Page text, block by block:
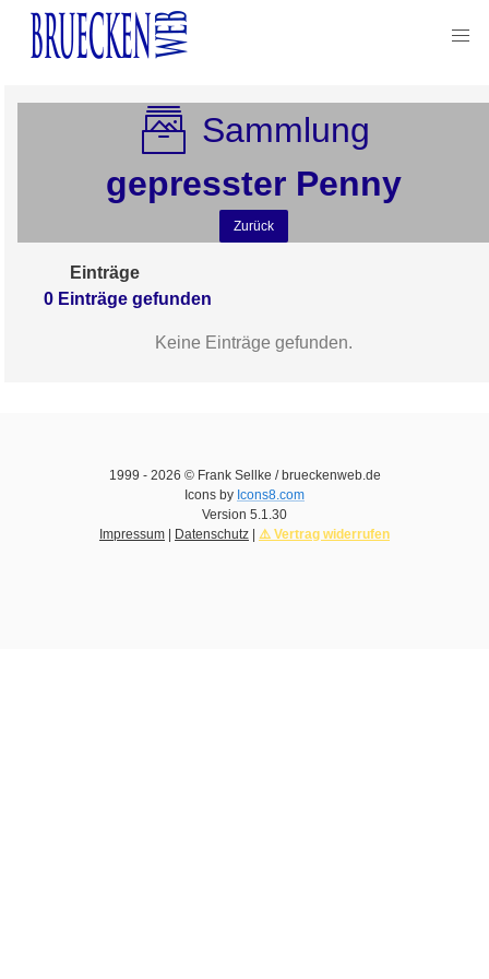
Sammlung
gepresster Penny
Zurück
Einträge
0 Einträge gefunden
Keine Einträge gefunden.
1999 - 2026 © Frank Sellke / brueckenweb.de
Icons by Icons8.com
Version 5.1.30
Impressum
Datenschutz ⚠️ Vertrag widerrufen